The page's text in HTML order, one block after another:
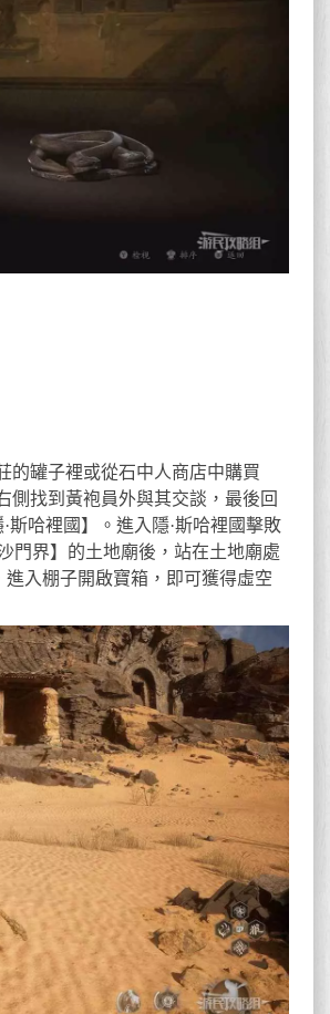
的罐子裡或從石中人商店中購買
側找到黃袍員外與其交談，最後回
斯哈裡國】。進入隱·斯哈裡國擊敗
門界】的土地廟後，站在土地廟處
入棚子開啟寶箱，即可獲得虛空